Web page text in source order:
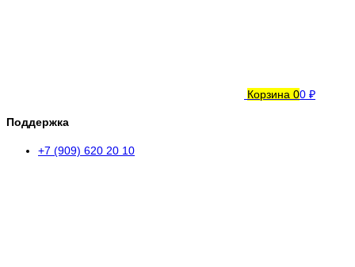
Корзина 00 ₽
Поддержка
+7 (909) 620 20 10